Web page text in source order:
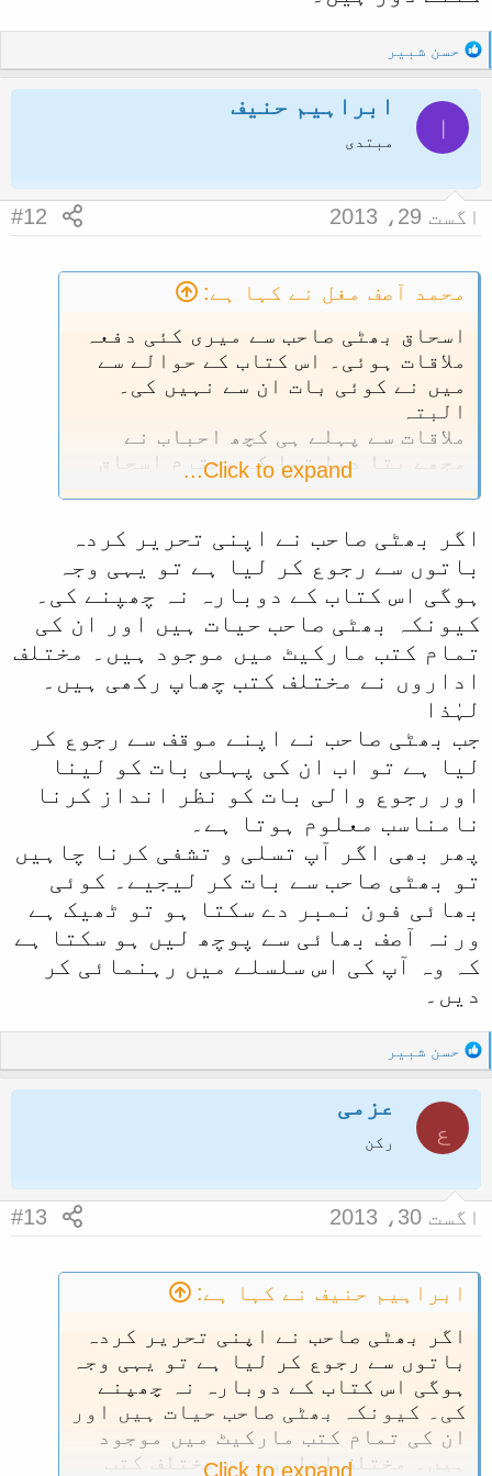
ایڈیشن میں ہی سب کچھ ہے۔ اسی لیے
پہلا نسخہ چاہیے۔
R
e
a
o
n
حسن شبیر
ا
ابراہیم حنیف
مبتدی
اگست 29، 2013 #12
محمد آصف مغل نے کہا ہے:
اسحاق بھٹی صاحب سے میری کئی دفعہ
ملاقات ہوئی۔ اس کتاب کے حوالے سے
میں نے کوئی بات ان سے نہیں کی۔
البتہ
ملاقات سے پہلے ہی کچھ احباب نے
مجھے بتا دیا تھا کہ محترم اسحاق
بھٹی صاحب نے اس کتاب میں مندرج
ہے۔
واللہ اعلم بالصواب۔
Click to expand...
اگر بھٹی صاحب نے اپنی تحریر کردہ
باتوں سے رجوع کر لیا ہے تو یہی وجہ
ہوگی اس کتاب کے دوبارہ نہ چھپنے کی۔
کیونکہ بھٹی صاحب حیات ہیں اور ان کی
تمام کتب مارکیٹ میں موجود ہیں۔ مختلف
اداروں نے مختلف کتب چھاپ رکھی ہیں۔
لہٰذا
جب بھٹی صاحب نے اپنے موقف سے رجوع کر
لیا ہے تو اب ان کی پہلی بات کو لینا
اور رجوع والی بات کو نظر انداز کرنا
نامناسب معلوم ہوتا ہے۔
پھر بھی اگر آپ تسلی و تشفی کرنا چاہیں
تو بھٹی صاحب سے بات کر لیجیے۔ کوئی
بھائی فون نمبر دے سکتا ہو تو ٹھیک ہے
ورنہ آصف بھائی سے پوچھ لیں ہو سکتا ہے
کہ وہ آپ کی اس سلسلے میں رہنمائی کر
دیں۔
R
e
a
o
n
حسن شبیر
ع
عزمی
رکن
اگست 30، 2013 #13
ابراہیم حنیف نے کہا ہے:
اگر بھٹی صاحب نے اپنی تحریر کردہ
باتوں سے رجوع کر لیا ہے تو یہی وجہ
ہوگی اس کتاب کے دوبارہ نہ چھپنے
کی۔ کیونکہ بھٹی صاحب حیات ہیں اور
ان کی تمام کتب مارکیٹ میں موجود
ہیں۔ مختلف اداروں نے مختلف کتب
Click to expand...